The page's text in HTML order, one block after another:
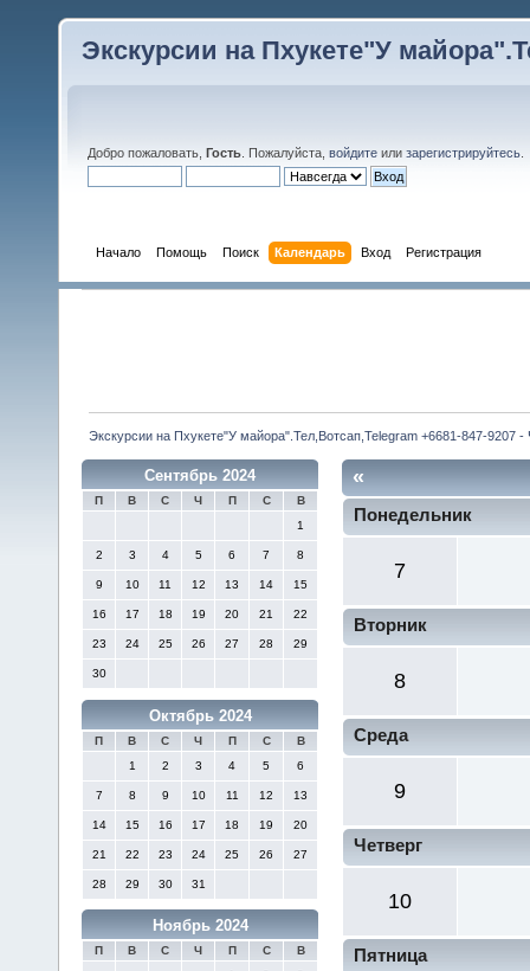
Экскурсии на Пхукете"У
Добро пожаловать, Гость . Пожалуйста, войдите или зарегистрируйтесь
Начало Помощь Поиск Календарь Вход Регистрация
Экскурсии на Пхукете"У майора".Тел,Вотсап,Telegram +6681-847-9207 -
Сентябрь 2024
П В С Ч П С
В
1
2 3 4 5 6 7 8
9 10 11 12 13 14 15
16 17 18 19 20 21 22
23 24 25 26 27 28 29
30
Октябрь 2024
П В С Ч П С
В
1
2 3 4 5 6
7 8 9 10 11 12 13
14 15 16 17 18 19 20
21 22 23 24 25 26 27
28 29 30 31
Ноябрь 2024
П В С Ч П С
В
«
Понедельник
7
Вторник
8
Среда
9
Четверг
10
Пятница